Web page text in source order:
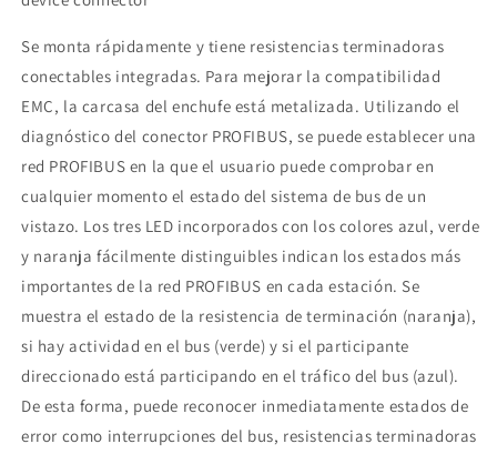
Se monta rápidamente y tiene resistencias terminadoras
conectables integradas. Para mejorar la compatibilidad
EMC, la carcasa del enchufe está metalizada. Utilizando el
diagnóstico del conector PROFIBUS, se puede establecer una
red PROFIBUS en la que el usuario puede comprobar en
cualquier momento el estado del sistema de bus de un
vistazo. Los tres LED incorporados con los colores azul, verde
y naranja fácilmente distinguibles indican los estados más
importantes de la red PROFIBUS en cada estación. Se
muestra el estado de la resistencia de terminación (naranja),
si hay actividad en el bus (verde) y si el participante
direccionado está participando en el tráfico del bus (azul).
De esta forma, puede reconocer inmediatamente estados de
error como interrupciones del bus, resistencias terminadoras